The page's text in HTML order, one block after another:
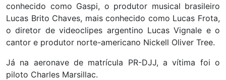
conhecido como Gaspi, o produtor musical brasileiro
Lucas Brito Chaves, mais conhecido como Lucas Frota,
o diretor de videoclipes argentino Lucas Vignale e o
cantor e produtor norte-americano Nickell Oliver Tree.
Já na aeronave de matrícula PR-DJJ, a vítima foi o
piloto Charles Marsillac.